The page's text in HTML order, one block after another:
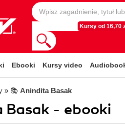
Kursy od 16,70
Ebooki Kursy video
» 📚 Anindita Basak
- ebooki